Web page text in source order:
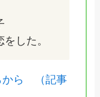
した。
から （記事